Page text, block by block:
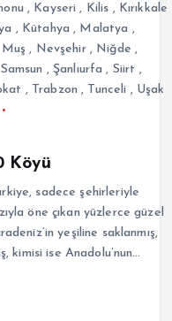
, Kayseri , Kilis , Kırıkkale
, Kütahya , Malatya ,
Muş , Nevşehir, Niğde ,
Samsun , Şanlıurfa , Siirt ,
, Trabzon , Tunceli , Uşak
Köyü
sadece şehirleriyle
öne çıkan yüzlerce güzel
yeşiline saklanmış,
kimisi ise Anadolu’nun…